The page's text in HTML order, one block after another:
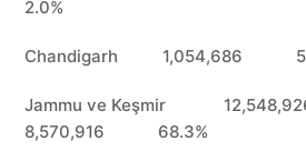
2.0%
Chandigarh 1,054,686
Jammu ve Keşmir
8,570,916 68.3%